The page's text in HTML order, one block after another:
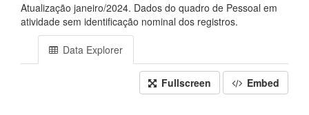
Atualização janeiro/2024. Dados do quadro de Pessoal em
atividade sem identificação nominal dos registros.
Data Explorer
Fullscreen Embed